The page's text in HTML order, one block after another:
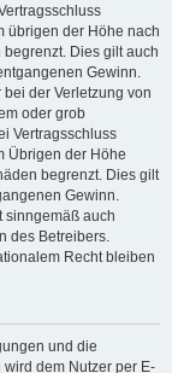
übrigen der Höhe nach
Dies gilt auch
Gewinn.
der Verletzung von
oder grob
Vertragsschluss
Übrigen der Höhe
begrenzt. Dies gilt
Gewinn.
sinngemäß auch
des Betreibers.
Recht bleiben
und die
dem Nutzer per E-